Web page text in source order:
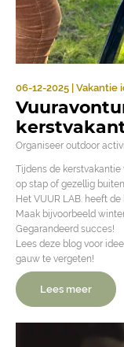
06-12-2025 | Vakantie
Organiseer outdoor
Tijdens de
op stap of gezellig
Het VUUR LAB. heeft
Maak bijvoorbeeld
Gegarandeerd succes!
Lees deze blog voor
gauw te vergeten!
Lees meer